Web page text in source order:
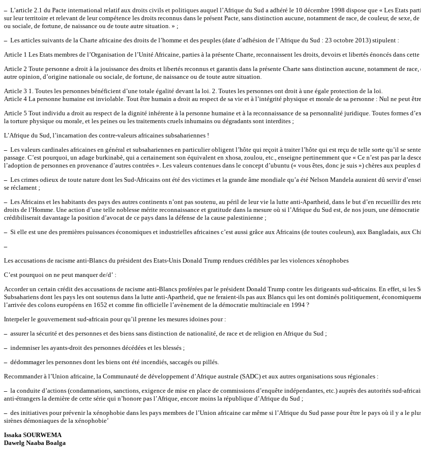
– L’article 2.1 du Pacte international relatif aux droits civils et politiques auquel l’Afrique du Sud a adhéré le 10 décembre 1998 dispose que « Les Etats
sur leur territoire et relevant de leur compétence les droits reconnus dans le présent Pacte, sans distinction aucune, notamment de race, de couleur, de
ou sociale, de fortune, de naissance ou de toute autre situation. » ;
– Les articles suivants de la Charte africaine des droits de l’homme et des peuples (date d’adhésion de l’Afrique du Sud : 23 octobre 2013) stipulent :
Article 1 Les Etats membres de l’Organisation de l’Unité Africaine, parties à la présente Charte, reconnaissent les droits, devoirs et libertés énoncés dans
Article 2 Toute personne a droit à la jouissance des droits et libertés reconnus et garantis dans la présente Charte sans distinction aucune, notamment de
autre opinion, d’origine nationale ou sociale, de fortune, de naissance ou de toute autre situation.
Article 3 1. Toutes les personnes bénéficient d’une totale égalité devant la loi. 2. Toutes les personnes ont droit à une égale protection de la loi.
Article 4 La personne humaine est inviolable. Tout être humain a droit au respect de sa vie et à l’intégrité physique et morale de sa personne : Nul ne peut
Article 5 Tout individu a droit au respect de la dignité inhérente à la personne humaine et à la reconnaissance de sa personnalité juridique. Toutes formes
la torture physique ou morale, et les peines ou les traitements cruels inhumains ou dégradants sont interdites ;
L’Afrique du Sud, l’incarnation des contre-valeurs africaines subsahariennes !
– Les valeurs cardinales africaines en général et subsahariennes en particulier obligent l’hôte qui reçoit à traiter l’hôte qui est reçu de telle sorte qu’il se
passage. C’est pourquoi, un adage burkinabè, qui a certainement son équivalent en xhosa, zoulou, etc., enseigne pertinemment que « Ce n’est pas par la
l’adoption de personnes en provenance d’autres contrées ». Les valeurs contenues dans le concept d’ubuntu (« vous êtes, donc je suis ») chères aux
– Les crimes odieux de toute nature dont les Sud-Africains ont été des victimes et la grande âme mondiale qu’a été Nelson Mandela auraient dû servir
se réclament ;
– Les Africains et les habitants des pays des autres continents n’ont pas soutenu, au péril de leur vie la lutte anti-Apartheid, dans le but d’en recueillir des
droits de l’Homme. Une action d’une telle noblesse mérite reconnaissance et gratitude dans la mesure où si l’Afrique du Sud est, de nos jours, une
crédibiliserait davantage la position d’avocat de ce pays dans la défense de la cause palestinienne ;
– Si elle est une des premières puissances économiques et industrielles africaines c’est aussi grâce aux Africains (de toutes couleurs), aux Bangladais, aux
–
Les accusations de racisme anti-Blancs du président des Etats-Unis Donald Trump rendues crédibles par les violences xénophobes
C’est pourquoi on ne peut manquer de/d’ :
Accorder un certain crédit des accusations de racisme anti-Blancs proférées par le président Donald Trump contre les dirigeants sud-africains. En effet, si les
Subsahariens dont les pays les ont soutenus dans la lutte anti-Apartheid, que ne feraient-ils pas aux Blancs qui les ont dominés politiquement,
l’arrivée des colons européens en 1652 et comme fin officielle l’avènement de la démocratie multiraciale en 1994 ?
Interpeler le gouvernement sud-africain pour qu’il prenne les mesures idoines pour :
– assurer la sécurité et des personnes et des biens sans distinction de nationalité, de race et de religion en Afrique du Sud ;
– indemniser les ayants-droit des personnes décédées et les blessés ;
– dédommager les personnes dont les biens ont été incendiés, saccagés ou pillés.
Recommander à l’Union africaine, la Communauté de développement d’Afrique australe (SADC) et aux autres organisations sous régionales :
– la conduite d’actions (condamnations, sanctions, exigence de mise en place de commissions d’enquête indépendantes, etc.) auprès des autorités sud-
anti-étrangers la dernière de cette série qui n’honore pas l’Afrique, encore moins la république d’Afrique du Sud ;
– des initiatives pour prévenir la xénophobie dans les pays membres de l’Union africaine car même si l’Afrique du Sud passe pour être le pays où il y a le
sirènes démoniaques de la xénophobie’
Issaka SOURWEMA
Dawelg Naaba Boalga